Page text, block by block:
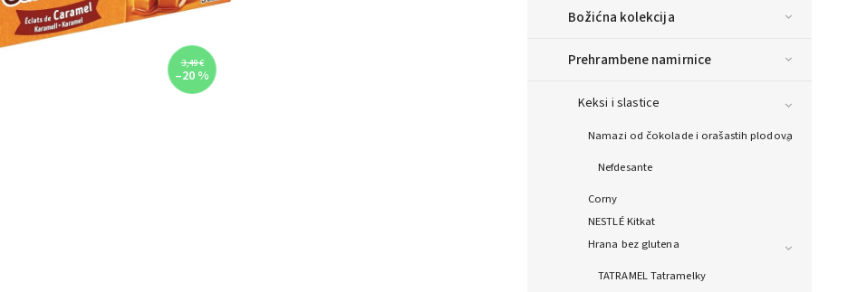
Božićna kolekcija
Prehrambene namirnice
Keksi i slastice
Namazi od čokolade i orašastih plodova
Nefdesante
Corny
NESTLÉ Kitkat
Hrana bez glutena
TATRAMEL Tatramelky
3,49 €
–20 %